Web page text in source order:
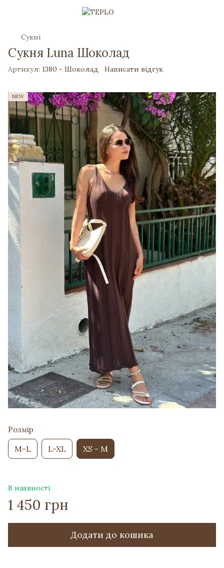
Сукні
Сукня Luna Шоколад
Артикул: 1380 - Шоколад Написати відгук
NEW
Розмір
M-L L-XL XS - M
В наявності
1 450 грн
Додати до кошика